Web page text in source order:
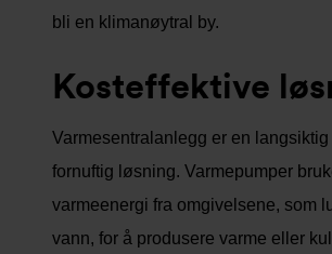
bli en klimanøytral by.
Kosteffektive
Varmesentralanlegg er en
fornuftig løsning. Varmepumper
varmeenergi fra omgivelsene, som
vann, for å produsere varme eller